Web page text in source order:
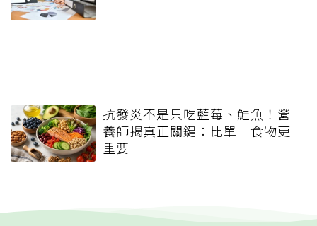
抗發炎不是只吃藍莓、鮭魚！營
養師揭真正關鍵：比單一食物更
重要